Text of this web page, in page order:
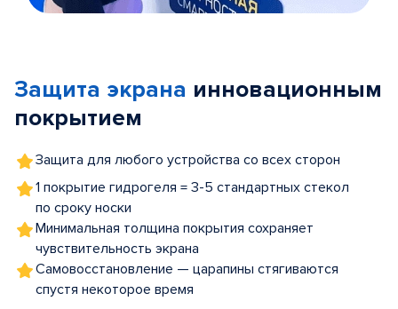
5
Защита экрана инновационным
покрытием
Защита для любого устройства со всех сторон
1 покрытие гидрогеля = 3-5 стандартных стекол
по сроку носки
Минимальная толщина покрытия сохраняет
чувствительность экрана
Самовосстановление — царапины стягиваются
спустя некоторое время